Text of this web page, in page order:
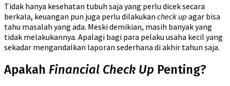
Tidak hanya kesehatan tubuh saja yang perlu dicek secara
berkala, keuangan pun juga perlu dilakukan check up agar bisa
tahu masalah yang ada. Meski demikian, masih banyak yang
tidak melakukannya. Apalagi bagi para pelaku usaha kecil yang
sekadar mengandalkan laporan sederhana di akhir tahun saja.
Apakah Financial Check Up Penting?